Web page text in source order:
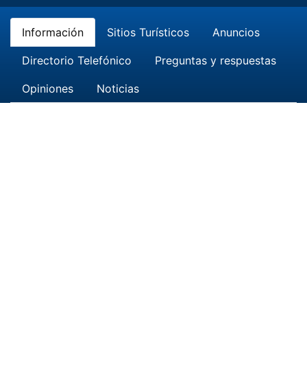
Información Sitios Turísticos Anuncios
Directorio Telefónico Preguntas y respuestas
Opiniones Noticias